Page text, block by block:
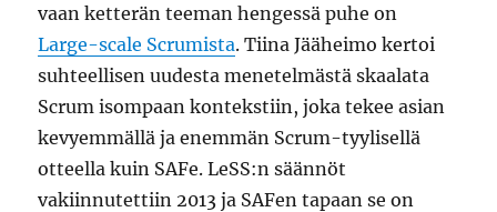
vaan ketterän teeman hengessä puhe on
Large-scale Scrumista. Tiina Jääheimo kertoi
suhteellisen uudesta menetelmästä skaalata
Scrum isompaan kontekstiin, joka tekee asian
kevyemmällä ja enemmän Scrum-tyylisellä
otteella kuin SAFe. LeSS:n säännöt
vakiinnutettiin 2013 ja SAFen tapaan se on